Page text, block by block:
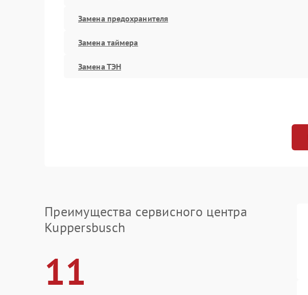
Замена предохранителя
Замена таймера
Замена ТЭН
Преимущества сервисного центра
Kuppersbusch
11